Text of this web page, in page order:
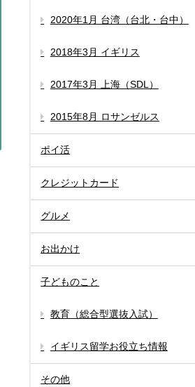
2020年1月 台湾（台北・台中）
2018年3月 イギリス
2017年3月 上海（SDL）
2015年8月 ロサンゼルス
ポイ活
クレジットカード
グルメ
お出かけ
子どものこと
教育（総合型選抜入試）
イギリス留学お役立ち情報
その他